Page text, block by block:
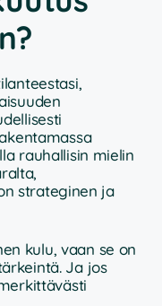
rauhallisin mielin
strateginen ja
kulu, vaan se on
Ja jos